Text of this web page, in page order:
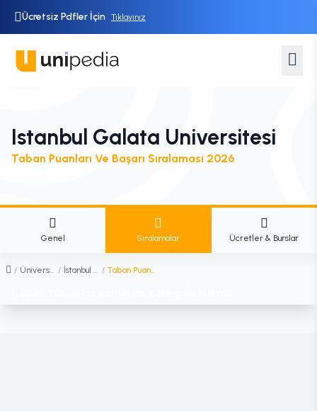
Ücretsiz Pdfler İçin Tıklayınız
Istanbul Galata Universitesi
Taban Puanları Ve Başarı Sıralaması 2026
Genel Sıralamalar Ücretler & Burslar
/ Üniversiteler / İstanbul Galata Üniversitesi / Taban Puanları ve Başarı Sıralaması